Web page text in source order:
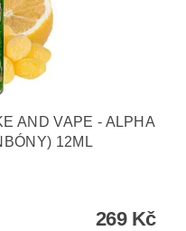
AND VAPE - ALPHA
12ML
269 Kč